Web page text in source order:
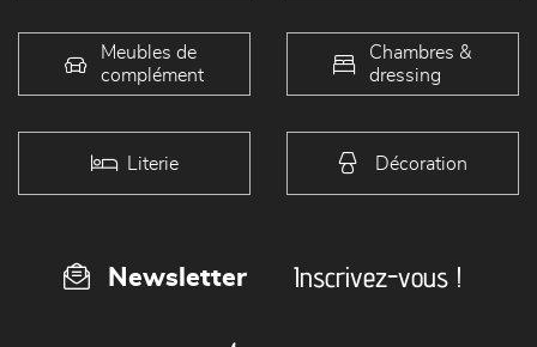
Meubles de
complément
Chambres &
dressing
Literie Décoration
Newsletter Inscrivez-vous !